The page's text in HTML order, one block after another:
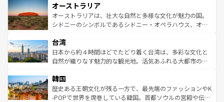
部のニューオーリンズでは、音楽と美食が融合した独特の
文化が魅力。旅行者はアメリカの各地域で異なる魅力を楽
しみながら、その多様性と豊かな歴史を感じることができ
ならではの贅沢な旅のスタイルだ。 なお、新着のアメリカ
情報はコンテンツ一覧を参照してほしい。
ワイ島は見逃せない。また、定番の観光地といえばオアフ
島だが、静かな自然を求めるならマウイ島やカウアイ島が
おすすめ。エメラルドグリーンに輝く海をはじめ、豊かな
れるおもてなしの心で訪れる人々を迎えてくれるハワイの
人々、おいしいローカルフードやハワイアンミュージッ
ク、伝統的なフラダンスなど、すべてがハワイの魅力を彩
ワイを、存分に味わってほしい。 なお、新着のハワイ情報
はコンテンツ一覧を参照してほしい。
オーストラリア
オーストラリアは、壮大な自然と多様な文化が魅力の国。
シドニーのシンボルであるシドニー・オペラハウス、オー
リアリーフや大陸中央部にそびえるウルル（エアーズロッ
ク）、タスマニアの美しい原生林やケアンズの熱帯雨林な
ど、見どころがたくさん。また、カフェやワイン、オージ
いる。アクティビティも充実しており、サーフィンやダイ
ビング、ハイキングなど、アウトドア好きにはたまらな
い。オーストラリアの多彩な魅力を存分に味わいつくそ
台湾
日本から約４時間ほどでたどり着く台湾は、多彩な文化と
自然が織りなす魅力的な観光地。活気あふれる大都市の台
ン）、静ひつな山岳地帯である台湾東部など、都市の喧騒
と山間の静けさが共存しており、訪れる人に新しい発見と
驚きをもたらしてくれる。また、奥深い台湾の食文化も魅
韓国
歴史ある王朝文化が残る一方で、最先端のファッションやK
-POPで世界を席巻している韓国。首都ソウルの宮殿や伝統